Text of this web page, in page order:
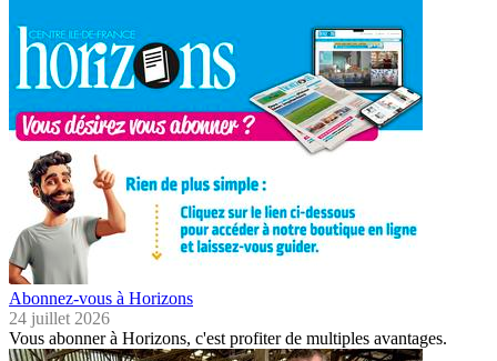
Abonnez-vous à Horizons
24 juillet 2026
Vous abonner à Horizons, c'est profiter de multiples avantages.